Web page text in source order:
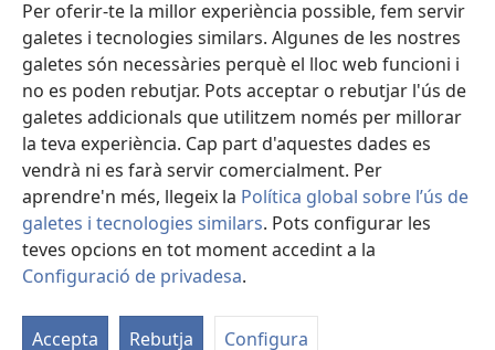
Per oferir-te la millor experiència possible, fem servir
galetes i tecnologies similars. Algunes de les nostres
galetes són necessàries perquè el lloc web funcioni i
no es poden rebutjar. Pots acceptar o rebutjar l'ús de
galetes addicionals que utilitzem només per millorar
la teva experiència. Cap part d'aquestes dades es
vendrà ni es farà servir comercialment. Per
aprendre'n més, llegeix la Política global sobre l’ús de
galetes i tecnologies similars. Pots configurar les
teves opcions en tot moment accedint a la
Configuració de privadesa.
Accepta Rebutja Configura
nova)
BIBLIOTECA EN LÍNIA Watchtower™
(obre
una
finestra
nova)
JW Hub
(obre
una
finestra
®
Copyright© 2026 Watch Tower Bible and Tract Society of Pennsylvania.
CONDICIONS D'ÚS|POLÍTICA DE PRIVADESA
PRIVADESA